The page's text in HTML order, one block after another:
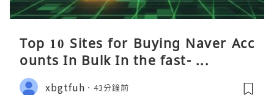
Top 10 Sites for Buying Naver Acc
ounts In Bulk In the fast- ...
xbgtfuh 43分鐘前